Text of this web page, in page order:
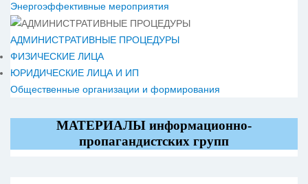
Энергоэффективные мероприятия
АДМИНИСТРАТИВНЫЕ ПРОЦЕДУРЫ
ФИЗИЧЕСКИЕ ЛИЦА
ЮРИДИЧЕСКИЕ ЛИЦА И ИП
Общественные организации и формирования
МАТЕРИАЛЫ информационно-
пропагандистских групп